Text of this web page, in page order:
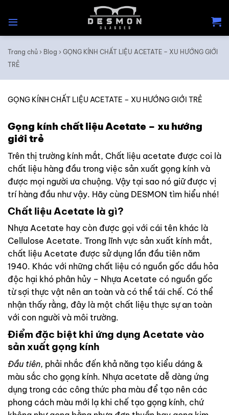
Trang chủ › Blog › GỌNG KÍNH CHẤT LIỆU ACETATE – XU HƯỚNG GIỚI
TRẺ
GỌNG KÍNH CHẤT LIỆU ACETATE – XU HƯỚNG GIỚI TRẺ
Gọng kính chất liệu Acetate – xu hướng
giới trẻ
Trên thị trường kính mắt, Chất liệu acetate được coi là
chất liệu hàng đầu trong việc sản xuất gọng kính và
được mọi người ưa chuộng. Vậy tại sao nó giữ được vị
trí hàng đầu như vậy. Hãy cùng DESMON tìm hiểu nhé!
Chất liệu Acetate là gì?
Nhựa Acetate hay còn được gọi với cái tên khác là
Cellulose Acetate. Trong lĩnh vực sản xuất kính mắt,
chất liệu Acetate được sử dụng lần đầu tiên năm
1940. Khác với những chất liệu có nguồn gốc dầu hỏa
độc hại khó phân hủy – Nhựa Acetate có nguồn gốc
từ sợi thực vật nên an toàn và có thể tái chế. Có thể
nhận thấy rằng, đây là một chất liệu thực sự an toàn
với con người và môi trường.
Điểm đặc biệt khi ứng dụng Acetate vào
sản xuất gọng kính
Đầu tiên, phải nhắc đến khả năng tạo kiểu dáng &
màu sắc cho gọng kính. Nhựa acetate dễ dàng ứng
dụng trong các công thức pha màu để tạo nên các
phong cách màu mới lạ khi chế tạo gọng kính, chứ